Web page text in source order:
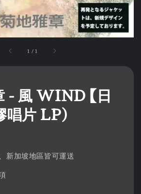
1 /1
- 風 WIND 【日
唱片 LP)
新加坡地區皆可運送